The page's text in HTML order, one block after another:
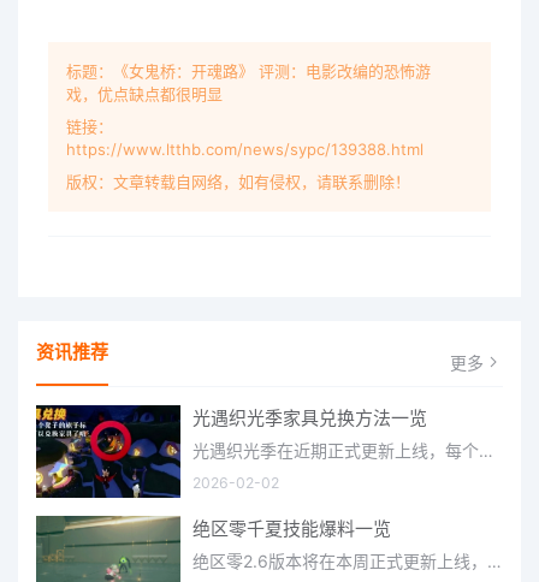
标题：《女鬼桥：开魂路》 评测：电影改编的恐怖游
戏，优点缺点都很明显
链接：
https://www.ltthb.com/news/sypc/139388.html
版权：文章转载自网络，如有侵权，请联系删除！
资讯推荐 更多
光遇织光季家具兑换方法一览
光遇织光季在近期正式更新上线，每个季节都有着许多全新内容和资讯可以让你来体验，不少刚体验的小伙伴想要知道
2026-02-02
绝区零千夏技能爆料一览
绝区零2.6版本将在本周正式更新上线，上周的前瞻直播官方给玩家们带来关于最新版本的卡池信息和相关活动内容，